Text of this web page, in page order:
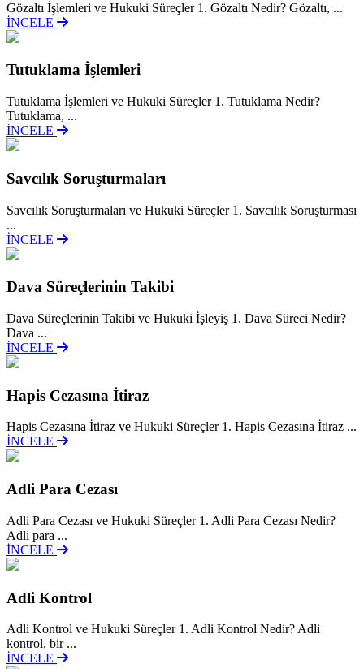
Gözaltı İşlemleri ve Hukuki Süreçler 1. Gözaltı Nedir? Gözaltı, ...
İNCELE
Tutuklama İşlemleri
Tutuklama İşlemleri ve Hukuki Süreçler 1. Tutuklama Nedir?
Tutuklama, ...
İNCELE
Savcılık Soruşturmaları
Savcılık Soruşturmaları ve Hukuki Süreçler 1. Savcılık Soruşturması
...
İNCELE
Dava Süreçlerinin Takibi
Dava Süreçlerinin Takibi ve Hukuki İşleyiş 1. Dava Süreci Nedir?
Dava ...
İNCELE
Hapis Cezasına İtiraz
Hapis Cezasına İtiraz ve Hukuki Süreçler 1. Hapis Cezasına İtiraz ...
İNCELE
Adli Para Cezası
Adli Para Cezası ve Hukuki Süreçler 1. Adli Para Cezası Nedir?
Adli para ...
İNCELE
Adli Kontrol
Adli Kontrol ve Hukuki Süreçler 1. Adli Kontrol Nedir? Adli
kontrol, bir ...
İNCELE